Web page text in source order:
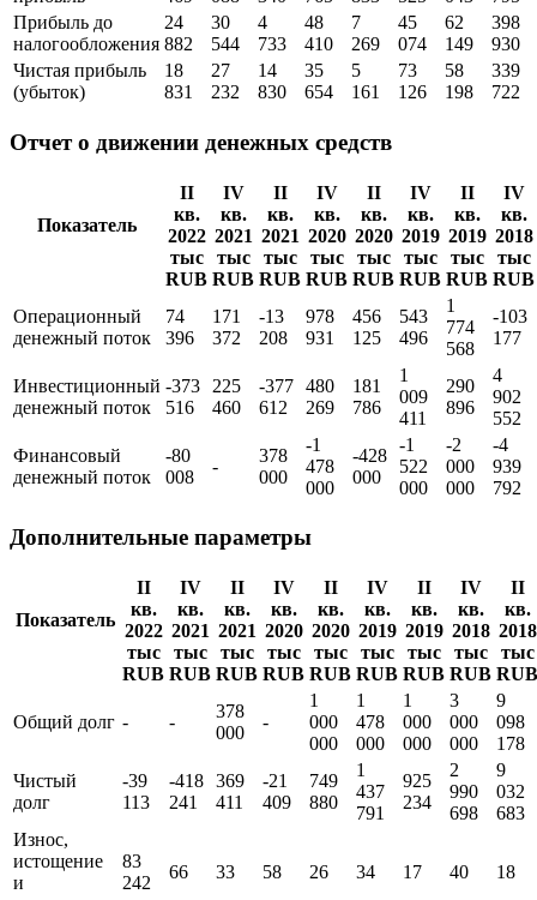
Прибыль до
налогообложения
24
882
30
544
4
733
48
410
7
269
45
074
62
149
398
930
Чистая прибыль
(убыток)
18
831
27
232
14
830
35
654
5
161
73
126
58
198
339
722
Отчет о движении денежных средств
Показатель
II
кв.
2022
тыс
RUB
IV
кв.
2021
тыс
RUB
II
кв.
2021
тыс
RUB
IV
кв.
2020
тыс
RUB
II
кв.
2020
тыс
RUB
IV
кв.
2019
тыс
RUB
II
кв.
2019
тыс
RUB
IV
кв.
2018
тыс
RUB
Операционный
денежный поток
74
396
171
372
-13
208
978
931
456
125
543
496
1
774
568
-103
177
Инвестиционный
денежный поток
-373
516
225
460
-377
612
480
269
181
786
1
009
411
290
896
4
902
552
Финансовый
денежный поток
-80
008
-
378
000
-1
478
000
-428
000
-1
522
000
-2
000
000
-4
939
792
Дополнительные параметры
Показатель
II
кв.
2022
тыс
RUB
IV
кв.
2021
тыс
RUB
II
кв.
2021
тыс
RUB
IV
кв.
2020
тыс
RUB
II
кв.
2020
тыс
RUB
IV
кв.
2019
тыс
RUB
II
кв.
2019
тыс
RUB
IV
кв.
2018
тыс
RUB
II
кв.
2018
тыс
RUB
Общий долг - -
378
000
-
1
000
000
1
478
000
1
000
000
3
000
000
9
098
178
Чистый
долг
-39
113
-418
241
369
411
-21
409
749
880
1
437
791
925
234
2
990
698
9
032
683
Износ,
истощение
и
83
242
66 33 58 26 34 17 40 18